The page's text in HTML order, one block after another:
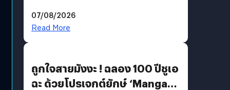
07/08/2026
Read More
ถูกใจสายมังงะ ! ฉลอง 100 ปีชูเอ
ฉะ ด้วยโปรเจกต์ยักษ์ ‘Manga